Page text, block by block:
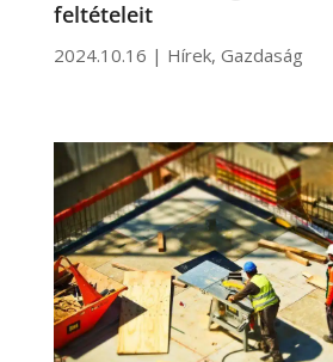
feltételeit
2024.10.16 | Hírek, Gazdaság